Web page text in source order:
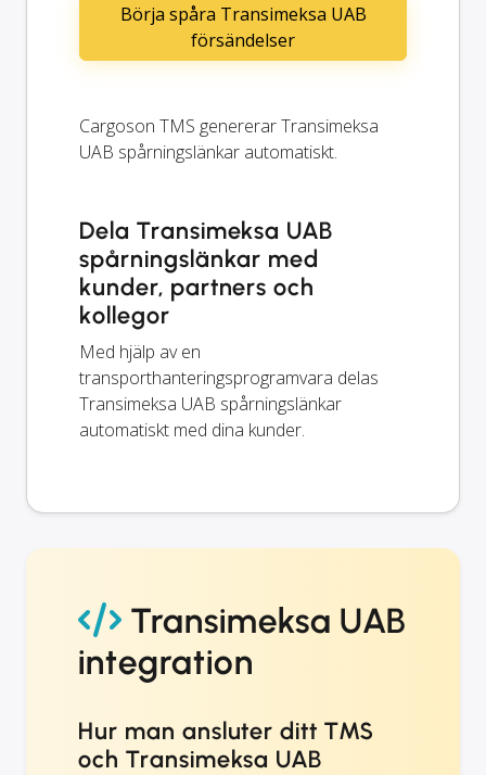
Börja spåra Transimeksa UAB
försändelser
Cargoson TMS genererar Transimeksa
UAB spårningslänkar automatiskt.
Dela Transimeksa UAB
spårningslänkar med
kunder, partners och
kollegor
Med hjälp av en
transporthanteringsprogramvara delas
Transimeksa UAB spårningslänkar
automatiskt med dina kunder.
Transimeksa UAB
integration
Hur man ansluter ditt TMS
och Transimeksa UAB